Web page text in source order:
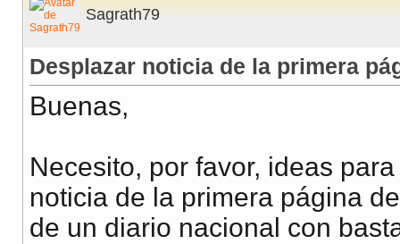
Sagrath79
Desplazar noticia de la primera
Buenas,
Necesito, por favor, ideas
noticia de la primera página
de un diario nacional con